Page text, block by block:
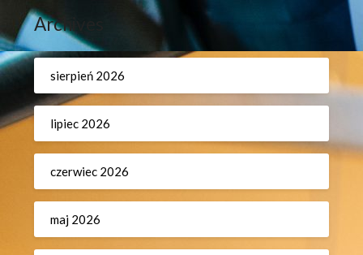
Archives
sierpień 2026
lipiec 2026
czerwiec 2026
maj 2026